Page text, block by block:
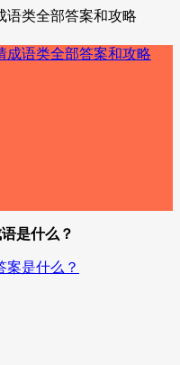
语类全部答案和攻略
是什么？
案是什么？